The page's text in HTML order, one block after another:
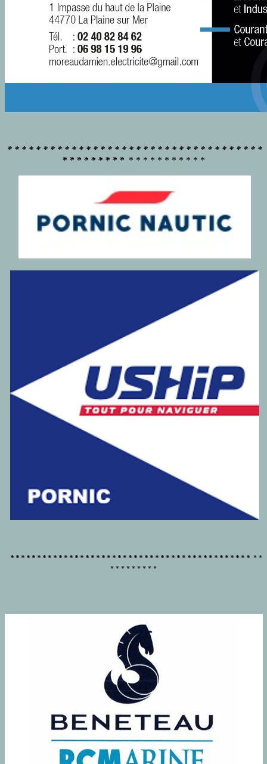
* * * * * * * * * * * * * * * * * * * * * * * * * * * * * * * * * * * *
* * * * * * * * * * * * * * * * * * * *
* * * * * * * * * * * * * * * * * * * * * * * * * * * * * * * * * * * * * * * * * * * * ** *
* * * * * * * * *